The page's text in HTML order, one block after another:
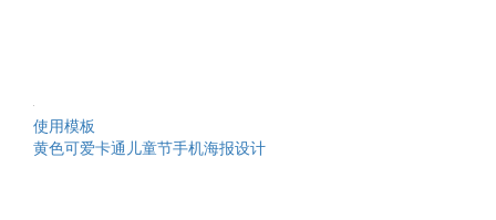
使用模板
黄色可爱卡通儿童节手机海报设计